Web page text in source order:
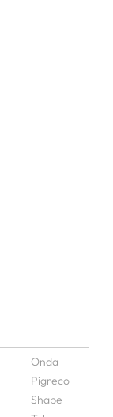
Onda
Pigreco
Shape